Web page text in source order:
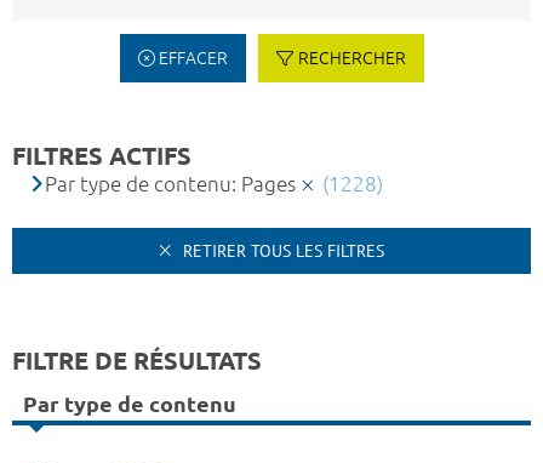
EFFACER RECHERCHER
FILTRES ACTIFS
Par type de contenu: Pages (1228)
RETIRER TOUS LES FILTRES
FILTRE DE RÉSULTATS
Par type de contenu